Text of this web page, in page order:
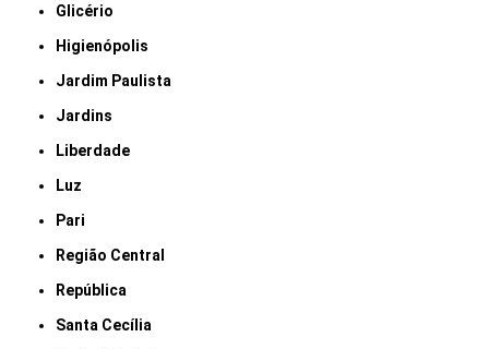
Glicério
Higienópolis
Jardim Paulista
Jardins
Liberdade
Luz
Pari
Região Central
República
Santa Cecília